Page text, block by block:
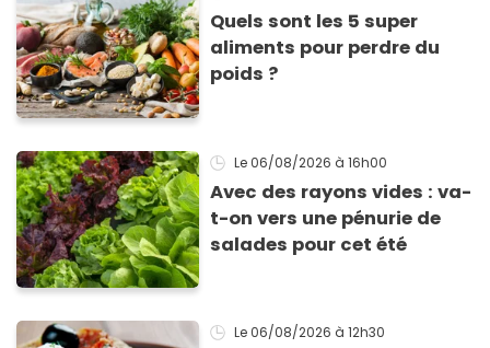
Quels sont les 5 super
aliments pour perdre du
poids ?
Le 06/08/2026 à 16h00
Avec des rayons vides : va-
t-on vers une pénurie de
salades pour cet été
Le 06/08/2026 à 12h30